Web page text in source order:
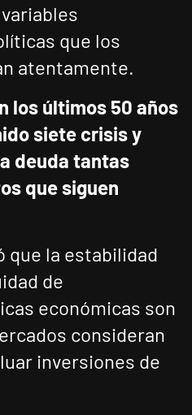
que los
atentamente.
los últimos 50 años
siete crisis y
deuda tantas
que siguen
que la estabilidad
de
económicas son
consideran
inversiones de